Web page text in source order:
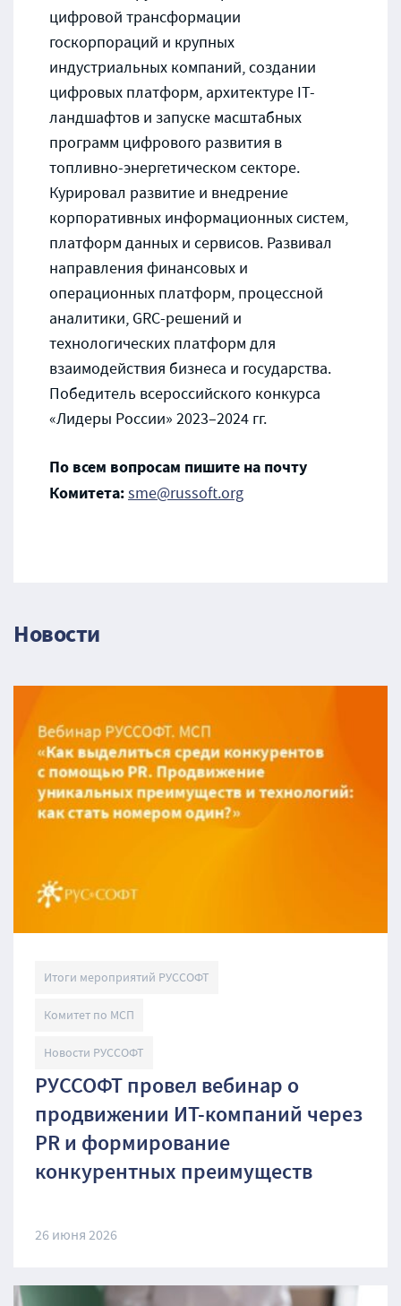
цифровой трансформации
госкорпораций и крупных
индустриальных компаний, создании
цифровых платформ, архитектуре IT-
ландшафтов и запуске масштабных
программ цифрового развития в
топливно-энергетическом секторе.
Курировал развитие и внедрение
корпоративных информационных систем,
платформ данных и сервисов. Развивал
направления финансовых и
операционных платформ, процессной
аналитики, GRC-решений и
технологических платформ для
взаимодействия бизнеса и государства.
Победитель всероссийского конкурса
«Лидеры России» 2023–2024 гг.
По всем вопросам пишите на почту
Комитета:sme@russoft.org
Новости
Итоги мероприятий РУССОФТ
Комитет по МСП
Новости РУССОФТ
РУССОФТ провел вебинар о
продвижении ИТ-компаний через
PR и формирование
конкурентных преимуществ
26 июня 2026